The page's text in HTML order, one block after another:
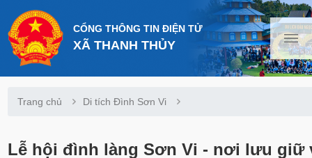
CỔNG THÔNG TIN ĐIỆN TỬ
XÃ THANH THỦY
Trang chủ Di tích Đình Sơn Vi
Lễ hội đình làng Sơn Vi - nơi lưu giữ